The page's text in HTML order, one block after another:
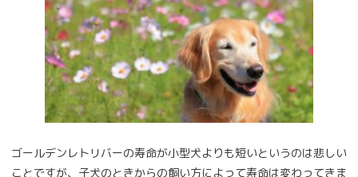
ゴールデンレトリバーの寿命が小型犬よりも短いというのは悲しい
ことですが、子犬のときからの飼い方によって寿命は変わってきま